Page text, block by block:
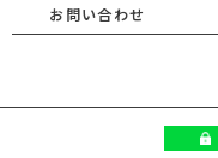
お問い合わせ